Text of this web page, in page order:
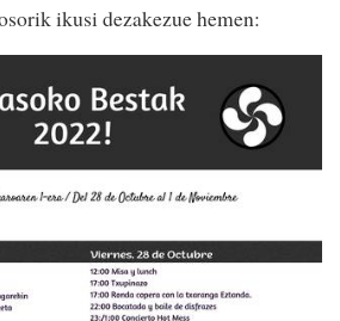
ikusi dezakezue hemen: